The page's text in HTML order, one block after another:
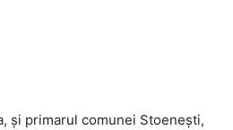
și primarul comunei Stoenești,